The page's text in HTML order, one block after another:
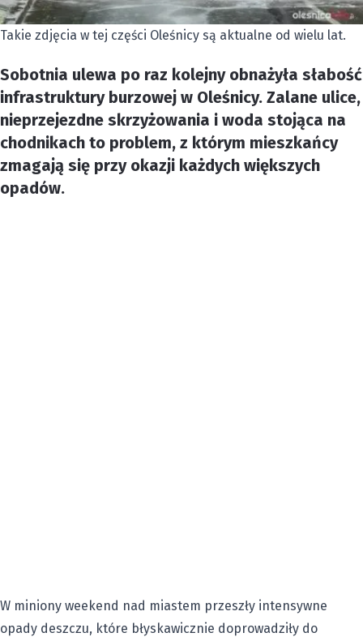
Takie zdjęcia w tej części Oleśnicy są aktualne od wielu lat.
Sobotnia ulewa po raz kolejny obnażyła słabość
infrastruktury burzowej w Oleśnicy. Zalane ulice,
nieprzejezdne skrzyżowania i woda stojąca na
chodnikach to problem, z którym mieszkańcy
zmagają się przy okazji każdych większych
opadów.
W miniony weekend nad miastem przeszły intensywne
opady deszczu, które błyskawicznie doprowadziły do